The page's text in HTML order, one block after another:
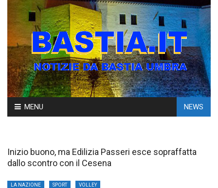
Skip
to
MENU NEWS
Inizio buono, ma Edilizia Passeri esce sopraffatta
dallo scontro con il Cesena
LA NAZIONE SPORT VOLLEY